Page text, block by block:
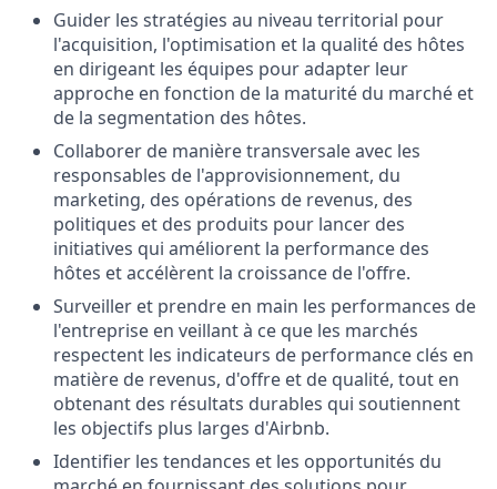
Guider les stratégies au niveau territorial pour
l'acquisition, l'optimisation et la qualité des hôtes
en dirigeant les équipes pour adapter leur
approche en fonction de la maturité du marché et
de la segmentation des hôtes.
Collaborer de manière transversale avec les
responsables de l'approvisionnement, du
marketing, des opérations de revenus, des
politiques et des produits pour lancer des
initiatives qui améliorent la performance des
hôtes et accélèrent la croissance de l'offre.
Surveiller et prendre en main les performances de
l'entreprise en veillant à ce que les marchés
respectent les indicateurs de performance clés en
matière de revenus, d'offre et de qualité, tout en
obtenant des résultats durables qui soutiennent
les objectifs plus larges d'Airbnb.
Identifier les tendances et les opportunités du